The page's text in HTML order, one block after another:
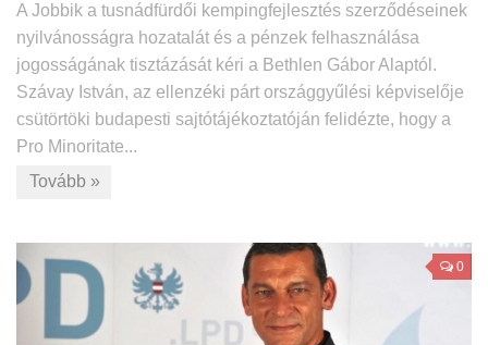
A Jobbik a tusnádfürdői kempingfejlesztés szerződéseinek
nyilvánosságra hozatalát és a pénzek felhasználása
jogosságának tisztázását kéri a Bethlen Gábor Alaptól.
Szávay István, az ellenzéki párt országgyűlési képviselője
csütörtöki budapesti sajtótájékoztatóján felidézte, hogy a
Pro Minoritate...
Tovább »
0